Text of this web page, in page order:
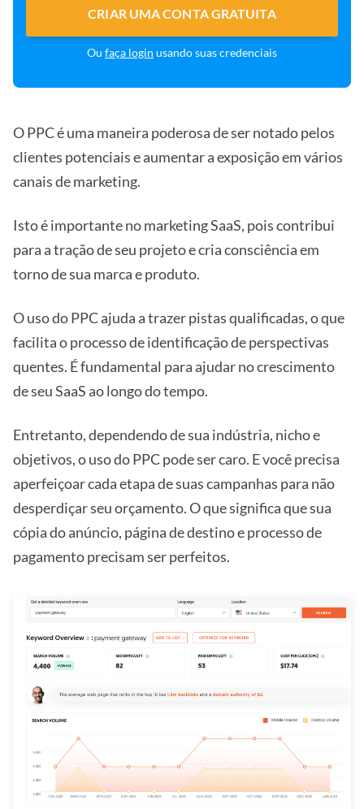
CRIAR UMA CONTA GRATUITA
Ou faça login usando suas credenciais
O PPC é uma maneira poderosa de ser notado pelos
clientes potenciais e aumentar a exposição em vários
canais de marketing.
Isto é importante no marketing SaaS, pois contribui
para a tração de seu projeto e cria consciência em
torno de sua marca e produto.
O uso do PPC ajuda a trazer pistas qualificadas, o que
facilita o processo de identificação de perspectivas
quentes. É fundamental para ajudar no crescimento
de seu SaaS ao longo do tempo.
Entretanto, dependendo de sua indústria, nicho e
objetivos, o uso do PPC pode ser caro. E você precisa
aperfeiçoar cada etapa de suas campanhas para não
desperdiçar seu orçamento. O que significa que sua
cópia do anúncio, página de destino e processo de
pagamento precisam ser perfeitos.